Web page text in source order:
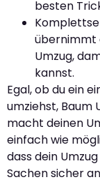
besten
übernimmt
Umzug,
kannst.
Egal, ob du ein
umziehst, Baum
macht deinen
einfach wie
dass dein
Sachen sicher